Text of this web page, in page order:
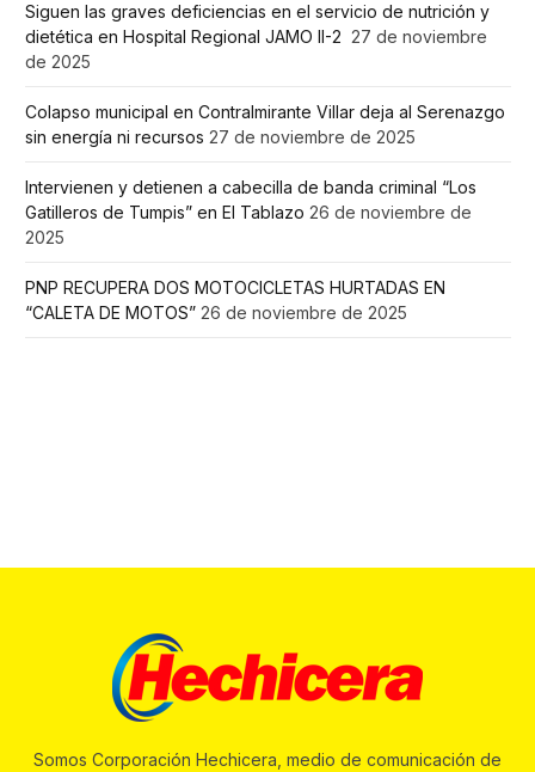
Siguen las graves deficiencias en el servicio de nutrición y
dietética en Hospital Regional JAMO II-2 27 de noviembre
de 2025
Colapso municipal en Contralmirante Villar deja al Serenazgo
sin energía ni recursos 27 de noviembre de 2025
Intervienen y detienen a cabecilla de banda criminal “Los
Gatilleros de Tumpis” en El Tablazo 26 de noviembre de
2025
PNP RECUPERA DOS MOTOCICLETAS HURTADAS EN
“CALETA DE MOTOS” 26 de noviembre de 2025
Somos Corporación Hechicera, medio de comunicación de